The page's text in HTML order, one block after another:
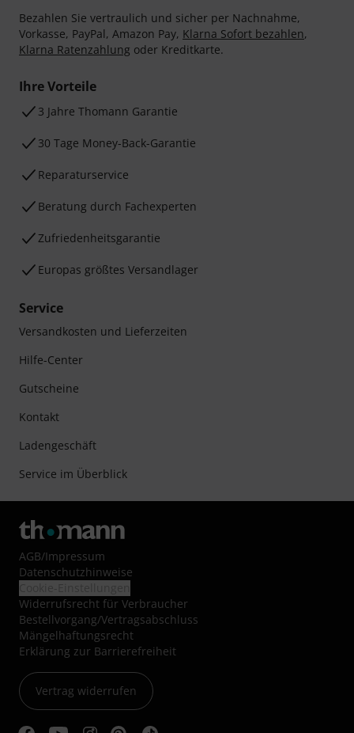
Bezahlen Sie vertraulich und sicher per Nachnahme,
Vorkasse, PayPal, Amazon Pay, Klarna Sofort bezahlen,
Klarna Ratenzahlung oder Kreditkarte.
Ihre Vorteile
3 Jahre Thomann Garantie
30 Tage Money-Back-Garantie
Reparaturservice
Beratung durch Fachexperten
Zufriedenheitsgarantie
Europas größtes Versandlager
Service
Versandkosten und Lieferzeiten
Hilfe-Center
Gutscheine
Kontakt
Ladengeschäft
Service im Überblick
AGB/Impressum
Datenschutzhinweise
Widerrufsrecht für Verbraucher
Bestellvorgang/Vertragsabschluss
Mängelhaftungsrecht
Erklärung zur Barrierefreiheit
Vertrag widerrufen